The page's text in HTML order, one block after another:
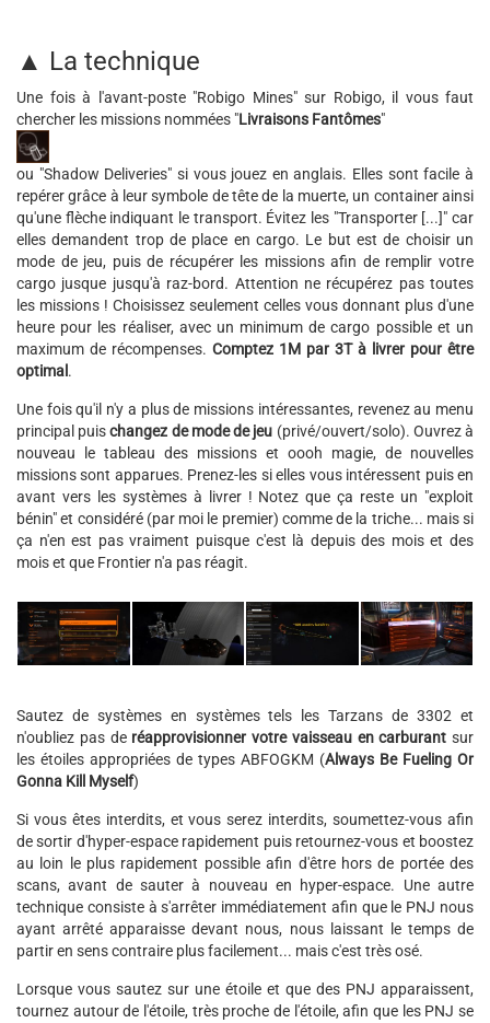
▲ La technique
Une fois à l'avant-poste "Robigo Mines" sur Robigo, il vous faut
chercher les missions nommées "Livraisons Fantômes"
ou "Shadow Deliveries" si vous jouez en anglais. Elles sont facile à
repérer grâce à leur symbole de tête de la muerte, un container ainsi
qu'une flèche indiquant le transport. Évitez les "Transporter [...]" car
elles demandent trop de place en cargo. Le but est de choisir un
mode de jeu, puis de récupérer les missions afin de remplir votre
cargo jusque jusqu'à raz-bord. Attention ne récupérez pas toutes
les missions ! Choisissez seulement celles vous donnant plus d'une
heure pour les réaliser, avec un minimum de cargo possible et un
maximum de récompenses. Comptez 1M par 3T à livrer pour être
optimal .
Une fois qu'il n'y a plus de missions intéressantes, revenez au menu
principal puischangez de mode de jeu (privé/ouvert/solo). Ouvrez à
nouveau le tableau des missions et oooh magie, de nouvelles
missions sont apparues. Prenez-les si elles vous intéressent puis en
avant vers les systèmes à livrer ! Notez que ça reste un "exploit
bénin" et considéré (par moi le premier) comme de la triche... mais si
ça n'en est pas vraiment puisque c'est là depuis des mois et des
mois et que Frontier n'a pas réagit.
Sautez de systèmes en systèmes tels les Tarzans de 3302 et
n'oubliez pas de réapprovisionner votre vaisseau en carburant sur
les étoiles appropriées de types ABFOGKM (Always Be Fueling Or
Gonna Kill Myself)
Si vous êtes interdits, et vous serez interdits, soumettez-vous afin
de sortir d'hyper-espace rapidement puis retournez-vous et boostez
au loin le plus rapidement possible afin d'être hors de portée des
scans, avant de sauter à nouveau en hyper-espace. Une autre
technique consiste à s'arrêter immédiatement afin que le PNJ nous
ayant arrêté apparaisse devant nous, nous laissant le temps de
partir en sens contraire plus facilement... mais c'est très osé.
Lorsque vous sautez sur une étoile et que des PNJ apparaissent,
tournez autour de l'étoile, très proche de l'étoile, afin que les PNJ se